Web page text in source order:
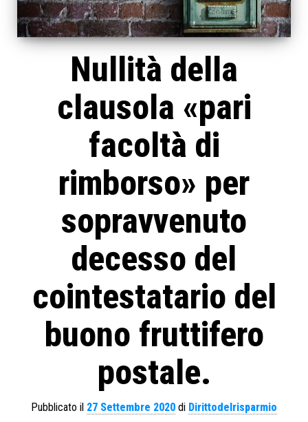
Nullità della
clausola «pari
facoltà di
rimborso» per
sopravvenuto
decesso del
cointestatario del
buono fruttifero
postale.
Pubblicato il 27 Settembre 2020 di Dirittodelrisparmio